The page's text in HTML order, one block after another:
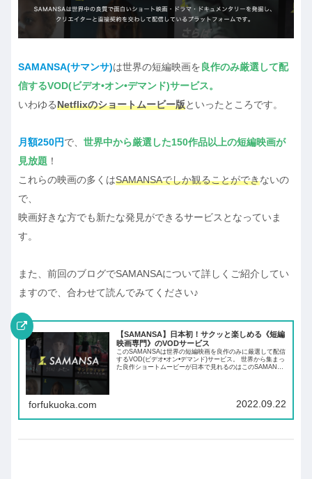
SAMANSA(サマンサ)は世界の短編映画を良作のみ厳選して配
信するVOD(ビデオ•オン•デマンド)サービス。
いわゆるNetflixのショートムービー版といったところです。
月額250円で、 世界中から厳選した150作品以上の短編映画が
見放題 ！
これらの映画の多くはSAMANSAでしか観ることができないの
で、
映画好きな方でも新たな発見ができるサービスとなっていま
す。
また、前回のブログでSAMANSAについて詳しくご紹介してい
ますので、合わせて読んでみてください♪
【SAMANSA】日本初！サクッと楽しめる《短編
映画専門》のVODサービス
このSAMANSAは世界の短編映画を良作のみに厳選して配信
するVOD(ビデオ•オン•デマンド)サービス。 世界から集まっ
た良作ショートムービーが日本で見れるのはこのSAMANSA
forfukuoka.com 2022.09.22